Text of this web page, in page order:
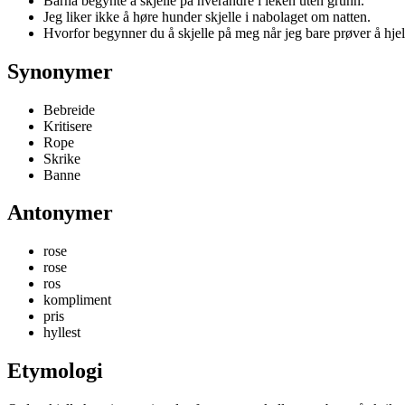
Jeg liker ikke å høre hunder skjelle i nabolaget om natten.
Hvorfor begynner du å skjelle på meg når jeg bare prøver å
Synonymer
Bebreide
Kritisere
Rope
Skrike
Banne
Antonymer
rose
rose
ros
kompliment
pris
hyllest
Etymologi